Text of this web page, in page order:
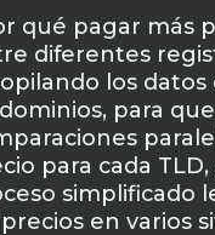
qué pagar más
diferentes
los
para
para cada
simplificado
en varios